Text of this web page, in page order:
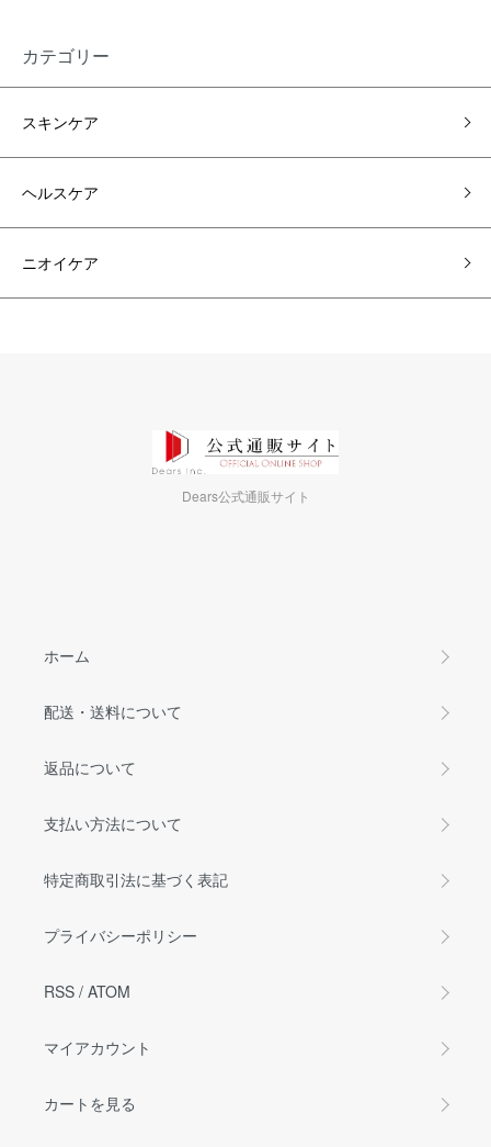
カテゴリー
スキンケア
ヘルスケア
ニオイケア
Dears公式通販サイト
ホーム
配送・送料について
返品について
支払い方法について
特定商取引法に基づく表記
プライバシーポリシー
RSS / ATOM
マイアカウント
カートを見る